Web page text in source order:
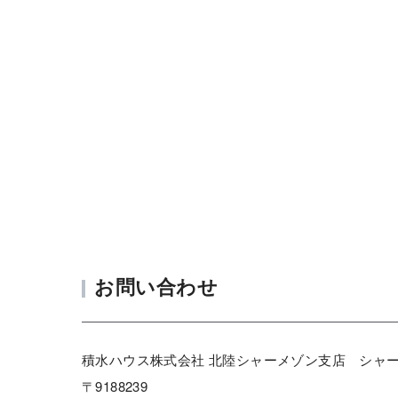
お問い合わせ
積水ハウス株式会社 北陸シャーメゾン支店 シャ
〒9188239